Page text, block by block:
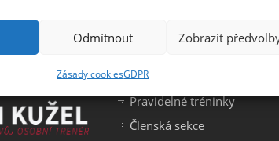
Odmítnout Zobrazit
Zásady cookiesGDPR
na
stránce
produktu
Pravidelné tréninky
Členská sekce